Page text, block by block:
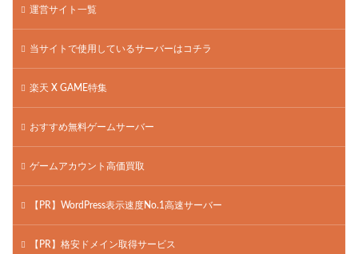
運営サイト一覧
当サイトで使用しているサーバーはコチラ
楽天 X GAME特集
おすすめ無料ゲームサーバー
ゲームアカウント高価買取
【PR】WordPress表示速度No.1高速サーバー
【PR】格安ドメイン取得サービス